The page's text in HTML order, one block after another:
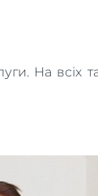
На всіх